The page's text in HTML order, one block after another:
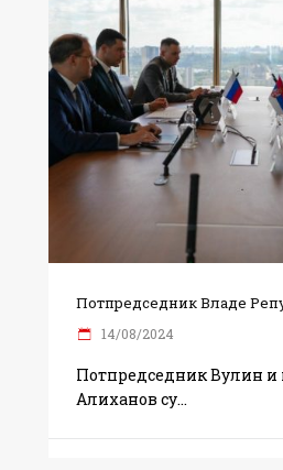
Потпредседник Владе
14/08/2024
Потпредседник Вулин и
Алиханов су